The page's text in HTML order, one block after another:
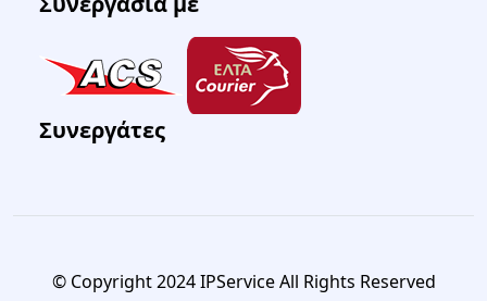
Συνεργάτες
© Copyright 2024 IPService All Rights Reserved